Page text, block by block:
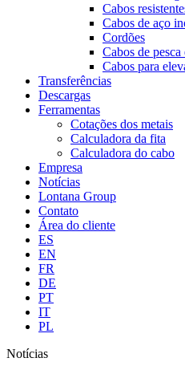
Cabos
Cabos de aço
Cordões
Cabos de
Cabos para
Transferências
Descargas
Ferramentas
Cotações dos metais
Calculadora da fita
Calculadora do cabo
Empresa
Notícias
Lontana Group
Contato
Área do cliente
ES
EN
FR
DE
PT
IT
PL
Notícias